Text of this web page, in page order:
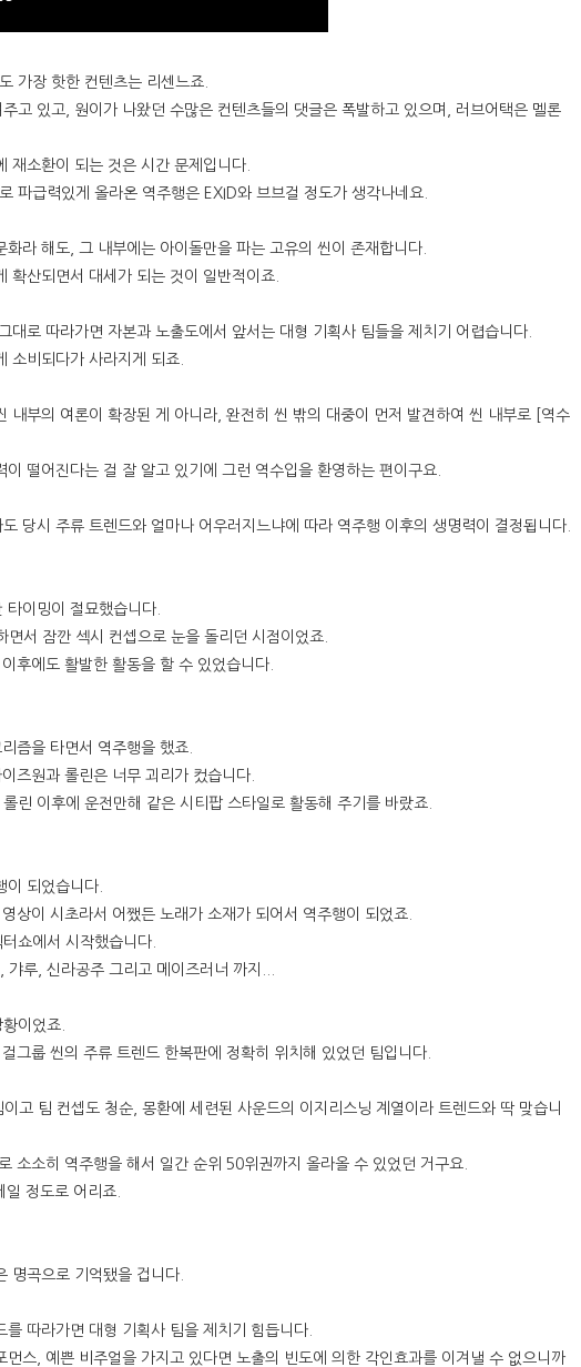
가장 핫한 컨텐츠는 리센느죠.
고 있고, 원이가 나왔던 수많은 컨텐츠들의 댓글은 폭발하고 있으며, 러브어택은 멜론
재소환이 되는 것은 시간 문제입니다.
파급력있게 올라온 역주행은 EXID와 브브걸 정도가 생각나네요.
라 해도, 그 내부에는 아이돌만을 파는 고유의 씬이 존재합니다.
확산되면서 대세가 되는 것이 일반적이죠.
대로 따라가면 자본과 노출도에서 앞서는 대형 기획사 팀들을 제치기 어렵습니다.
소비되다가 사라지게 되죠.
내부의 여론이 확장된 게 아니라, 완전히 씬 밖의 대중이 먼저 발견하여 씬 내부로
[역수
떨어진다는 걸 잘 알고 있기에 그런 역수입을 환영하는 편이구요.
당시 주류 트렌드와 얼마나 어우러지느냐에 따라 역주행 이후의 생명력이 결정됩니다.
이밍이 절묘했습니다.
서 잠깐 섹시 컨셉으로 눈을 돌리던 시점이었죠.
후에도 활발한 활동을 할 수 있었습니다.
즘을 타면서 역주행을 했죠.
즈원과 롤린은 너무 괴리가 컸습니다.
린 이후에 운전만해 같은 시티팝 스타일로 활동해 주기를 바랐죠.
이 되었습니다.
상이 시초라서 어쨌든 노래가 소재가 되어서 역주행이 되었죠.
쇼에서 시작했습니다.
루, 신라공주 그리고 메이즈러너 까지...
이었죠.
그룹 씬의 주류 트렌드 한복판에 정확히 위치해 있었던 팀입니다.
고 팀 컨셉도 청순, 몽환에 세련된 사운드의 이지리스닝 계열이라 트렌드와 딱 맞습니
소소히 역주행을 해서 일간 순위 50위권까지 올라올 수 있었던 거구요.
정도로 어리죠.
명곡으로 기억됐을 겁니다.
따라가면 대형 기획사 팀을 제치기 힘듭니다.
스, 예쁜 비주얼을 가지고 있다면 노출의 빈도에 의한 각인효과를 이겨낼 수 없으니까